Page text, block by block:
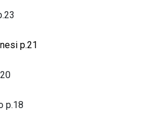
p.21
p.18